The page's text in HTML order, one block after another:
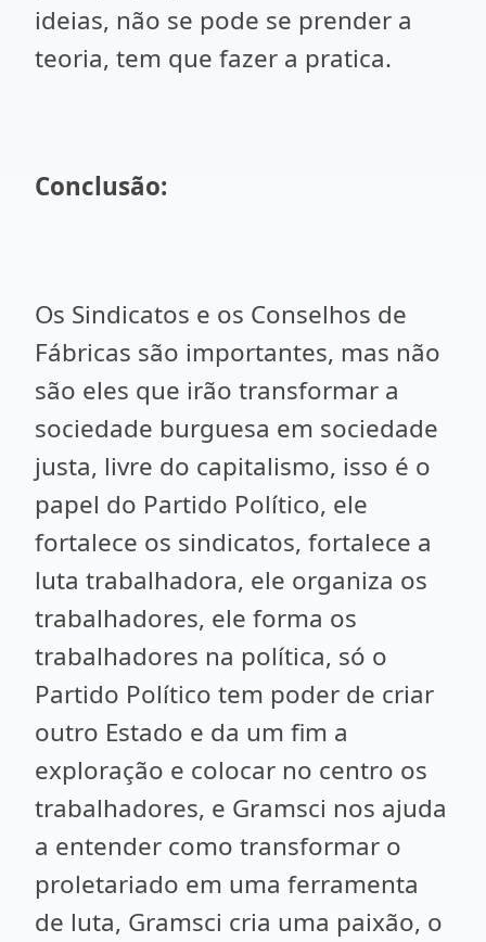
ideias, não se pode se prender a
teoria, tem que fazer a pratica.
Conclusão:
Os Sindicatos e os Conselhos de
Fábricas são importantes, mas não
são eles que irão transformar a
sociedade burguesa em sociedade
justa, livre do capitalismo, isso é o
papel do Partido Político, ele
fortalece os sindicatos, fortalece a
luta trabalhadora, ele organiza os
trabalhadores, ele forma os
trabalhadores na política, só o
Partido Político tem poder de criar
outro Estado e da um fim a
exploração e colocar no centro os
trabalhadores, e Gramsci nos ajuda
a entender como transformar o
proletariado em uma ferramenta
de luta, Gramsci cria uma paixão, o